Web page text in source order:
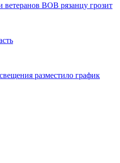
ветеранов ВОВ рязанцу грозит
разместило график